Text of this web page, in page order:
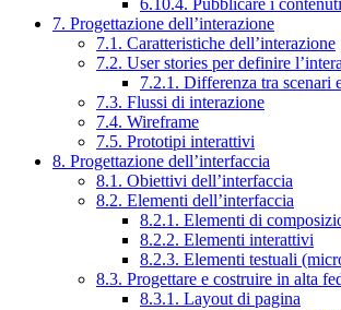
7. Progettazione dell’interazione
7.1. Caratteristiche dell’interazione
7.2. User stories per definire
7.2.1. Differenza tra scenari
7.3. Flussi di interazione
7.4. Wireframe
7.5. Prototipi interattivi
8. Progettazione dell’interfaccia
8.1. Obiettivi dell’interfaccia
8.2. Elementi dell’interfaccia
8.2.1. Elementi di
8.2.2. Elementi interattivi
8.2.3. Elementi testuali
8.3. Progettare e costruire in alta
8.3.1. Layout di pagina